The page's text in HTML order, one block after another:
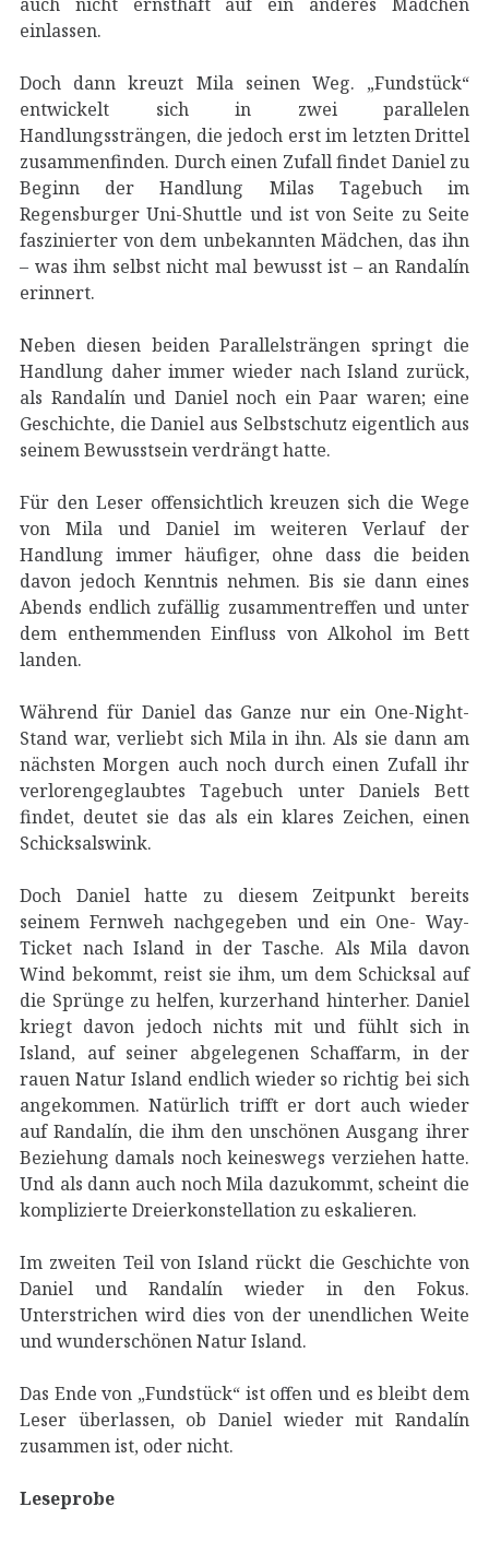
einlassen.
Doch dann kreuzt Mila seinen Weg. „Fundstück“
entwickelt sich in zwei parallelen
Handlungssträngen, die jedoch erst im letzten Drittel
zusammenfinden. Durch einen Zufall findet Daniel zu
Beginn der Handlung Milas Tagebuch im
Regensburger Uni-Shuttle und ist von Seite zu Seite
faszinierter von dem unbekannten Mädchen, das ihn
– was ihm selbst nicht mal bewusst ist – an Randalín
erinnert.
Neben diesen beiden Parallelsträngen springt die
Handlung daher immer wieder nach Island zurück,
als Randalín und Daniel noch ein Paar waren; eine
Geschichte, die Daniel aus Selbstschutz eigentlich aus
seinem Bewusstsein verdrängt hatte.
Für den Leser offensichtlich kreuzen sich die Wege
von Mila und Daniel im weiteren Verlauf der
Handlung immer häufiger, ohne dass die beiden
davon jedoch Kenntnis nehmen. Bis sie dann eines
Abends endlich zufällig zusammentreffen und unter
dem enthemmenden Einfluss von Alkohol im Bett
landen.
Während für Daniel das Ganze nur ein One-Night-
Stand war, verliebt sich Mila in ihn. Als sie dann am
nächsten Morgen auch noch durch einen Zufall ihr
verlorengeglaubtes Tagebuch unter Daniels Bett
findet, deutet sie das als ein klares Zeichen, einen
Schicksalswink.
Doch Daniel hatte zu diesem Zeitpunkt bereits
seinem Fernweh nachgegeben und ein One- Way-
Ticket nach Island in der Tasche. Als Mila davon
Wind bekommt, reist sie ihm, um dem Schicksal auf
die Sprünge zu helfen, kurzerhand hinterher. Daniel
kriegt davon jedoch nichts mit und fühlt sich in
Island, auf seiner abgelegenen Schaffarm, in der
rauen Natur Island endlich wieder so richtig bei sich
angekommen. Natürlich trifft er dort auch wieder
auf Randalín, die ihm den unschönen Ausgang ihrer
Beziehung damals noch keineswegs verziehen hatte.
Und als dann auch noch Mila dazukommt, scheint die
komplizierte Dreierkonstellation zu eskalieren.
Im zweiten Teil von Island rückt die Geschichte von
Daniel und Randalín wieder in den Fokus.
Unterstrichen wird dies von der unendlichen Weite
und wunderschönen Natur Island.
Das Ende von „Fundstück“ ist offen und es bleibt dem
Leser überlassen, ob Daniel wieder mit Randalín
zusammen ist, oder nicht.
Leseprobe